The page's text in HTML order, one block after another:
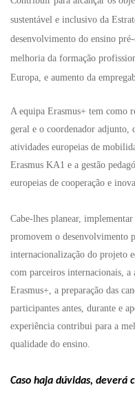
sustentável e inclusivo da
desenvolvimento do ensino
melhoria da formação
Europa, e aumento da
A equipa Erasmus+ tem como
geral e o coordenador adjunto,
atividades europeias de
Erasmus KA1 e a gestão
europeias de cooperação e
Cabe-lhes planear, implementar
promovem o desenvolvimento
internacionalização do projeto
com parceiros internacionais,
Erasmus+, a preparação das
participantes antes, durante e
experiência contribui para a
qualidade do ensino.
Caso haja dúvidas, deverá